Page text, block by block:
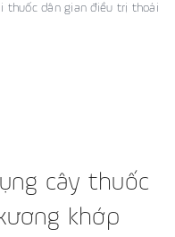
thuốc dân gian điều trị thoái
cây thuốc
khớp